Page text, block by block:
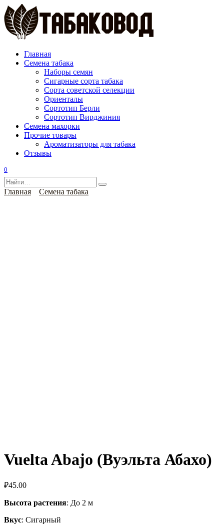
Перейти
к
содержанию
Главная
Семена табака
Наборы семян
Сигарные сорта табака
Сорта советской селекции
Ориенталы
Сортотип Берли
Сортотип Вирджиния
Семена махорки
Прочие товары
Ароматизаторы для табака
Отзывы
0
Search
for:
Главная Семена табака
Vuelta Abajo (Вуэльта Абахо)
₽45.00
Высота растения: До 2 м
Вкус: Сигарный